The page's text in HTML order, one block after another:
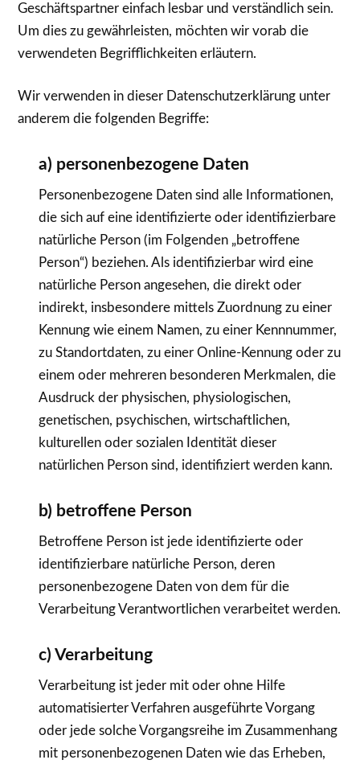
Geschäftspartner einfach lesbar und verständlich sein.
Um dies zu gewährleisten, möchten wir vorab die
verwendeten Begrifflichkeiten erläutern.
Wir verwenden in dieser Datenschutzerklärung unter
anderem die folgenden Begriffe:
a) personenbezogene Daten
Personenbezogene Daten sind alle Informationen,
die sich auf eine identifizierte oder identifizierbare
natürliche Person (im Folgenden „betroffene
Person“) beziehen. Als identifizierbar wird eine
natürliche Person angesehen, die direkt oder
indirekt, insbesondere mittels Zuordnung zu einer
Kennung wie einem Namen, zu einer Kennnummer,
zu Standortdaten, zu einer Online-Kennung oder zu
einem oder mehreren besonderen Merkmalen, die
Ausdruck der physischen, physiologischen,
genetischen, psychischen, wirtschaftlichen,
kulturellen oder sozialen Identität dieser
natürlichen Person sind, identifiziert werden kann.
b) betroffene Person
Betroffene Person ist jede identifizierte oder
identifizierbare natürliche Person, deren
personenbezogene Daten von dem für die
Verarbeitung Verantwortlichen verarbeitet werden.
c) Verarbeitung
Verarbeitung ist jeder mit oder ohne Hilfe
automatisierter Verfahren ausgeführte Vorgang
oder jede solche Vorgangsreihe im Zusammenhang
mit personenbezogenen Daten wie das Erheben,